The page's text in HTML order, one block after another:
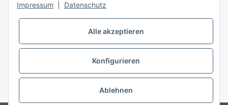
Gesetzliche Informationen
* Alle Preise inkl. gesetzlicher USt., zzgl.Versand
Impressum Datenschutz
Alle akzeptieren
Konfigurieren
Ablehnen